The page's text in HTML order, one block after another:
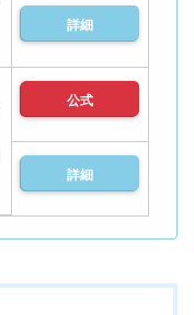
詳細
公式
詳細